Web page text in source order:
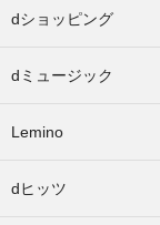
dショッピング
dミュージック
Lemino
dヒッツ